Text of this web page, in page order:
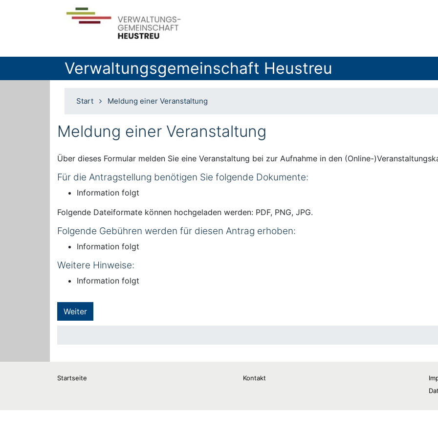
Verwaltungsgemeinschaft Heustreu
Start Meldung einer Veranstaltung
Meldung einer Veranstaltung
Über dieses Formular melden Sie eine Veranstaltung bei zur Aufnahme in den (Online-
Für die Antragstellung benötigen Sie folgende Dokumente:
Information folgt
Folgende Dateiformate können hochgeladen werden: PDF, PNG, JPG.
Folgende Gebühren werden für diesen Antrag erhoben:
Information folgt
Weitere Hinweise:
Information folgt
Weiter
Startseite Kontakt